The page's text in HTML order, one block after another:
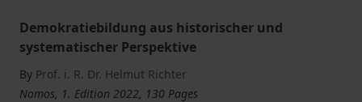
Demokratiebildung aus historischer und
systematischer Perspektive
By Prof. i. R. Dr. Helmut Richter
Nomos, 1. Edition 2022, 130 Pages